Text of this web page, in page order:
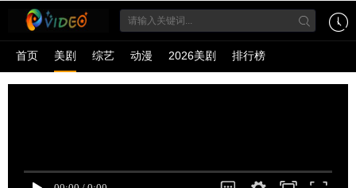
首页 美剧 综艺 动漫 2026美剧 排行榜